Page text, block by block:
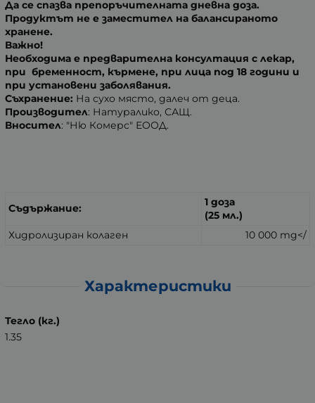
Да се спазва препоръчителната дневна доза.
Продуктът не е заместител на балансираното
хранене.
Важно!
Необходима е предварителна консултация с лекар,
при бременност, кърмене, при лица под 18 години и
при установени заболявания.
Съхранение: На сухо място, далеч от деца.
Производител: Натуралико, САЩ.
Вносител: "Ню Комерс" ЕООД.
Съдържание:
1 доза
(25 мл.)
Хидролизиран колаген
10 000 mg</
Характеристики
Тегло (кг.)
1.35